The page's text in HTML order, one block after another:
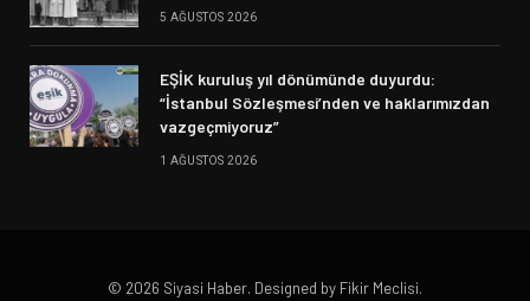
5 AĞUSTOS 2026
EŞİK kuruluş yıl dönümünde duyurdu:
“İstanbul Sözleşmesi’nden ve haklarımızdan
vazgeçmiyoruz”
1 AĞUSTOS 2026
© 2026 Siyasi Haber. Designed by Fikir Meclisi.